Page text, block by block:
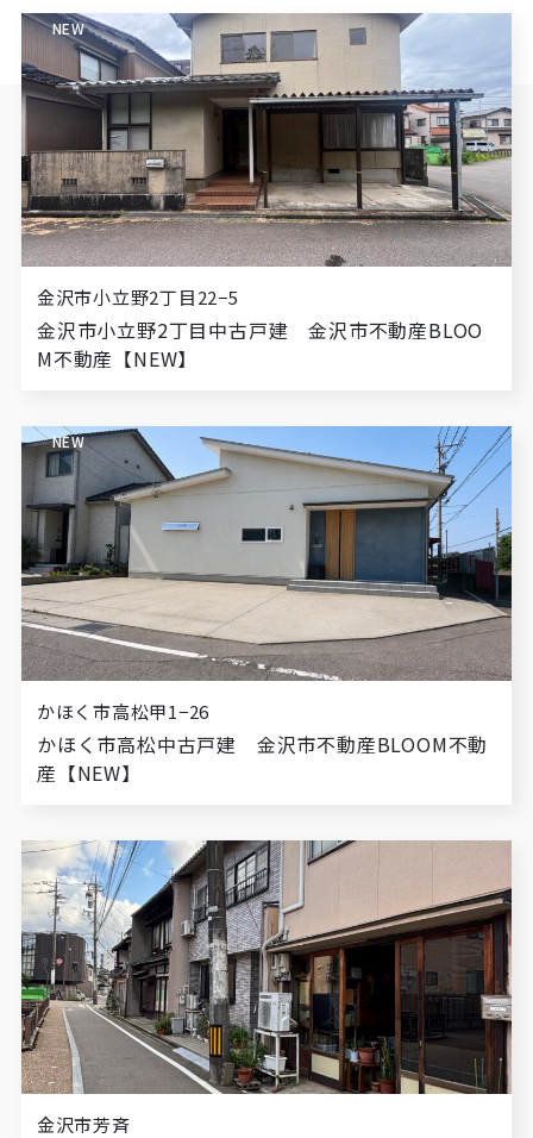
金沢市小立野2丁目22−5
金沢市小立野2丁目中古戸建 金沢市不動産BLOO
M不動産【NEW】
NEW
かほく市高松甲1−26
かほく市高松中古戸建 金沢市不動産BLOOM不動
産【NEW】
NEW
金沢市芳斉